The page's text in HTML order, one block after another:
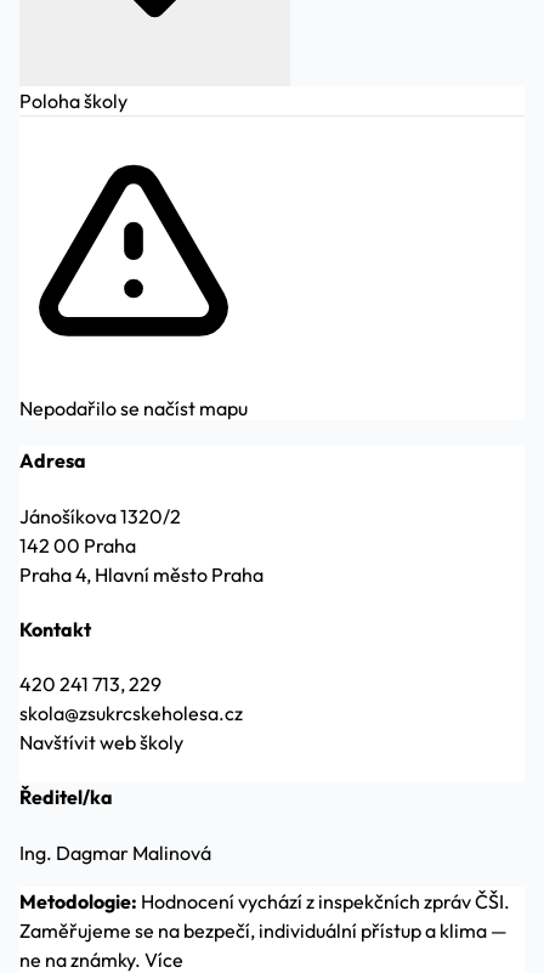
Poloha školy
Nepodařilo se načíst mapu
Adresa
Jánošíkova 1320/2
142 00 Praha
Praha 4, Hlavní město Praha
Kontakt
420 241 713, 229
skola@zsukrcskeholesa.cz
Navštívit web školy
Ředitel/ka
Ing. Dagmar Malinová
Metodologie: Hodnocení vychází z inspekčních zpráv ČŠI.
Zaměřujeme se na bezpečí, individuální přístup a klima —
ne na známky. Více